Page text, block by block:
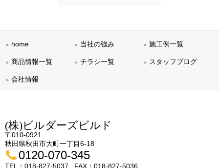
home 当社の強み 施工例一覧
商品情報一覧 チラシ一覧 スタッフブログ
会社情報
(株)ビルダーズビルド
〒010-0921
秋田県秋田市大町一丁目6-18
0120-070-345
TEL：018-827-5037 FAX：018-827-5036